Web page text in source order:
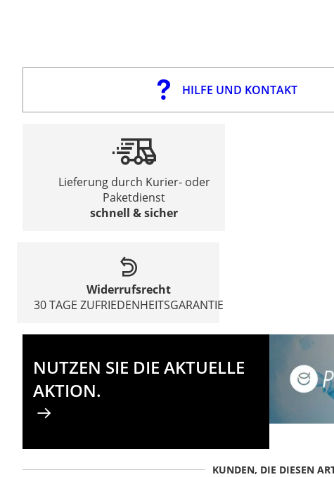
HILFE UND KONTAKT
Lieferung durch Kurier- oder
Paketdienst
schnell & sicher
Widerrufsrecht
30 TAGE ZUFRIEDENHEITSGARANTIE
NUTZEN SIE DIE AKTUELLE
AKTION.
KUNDEN, DIE DIESEN